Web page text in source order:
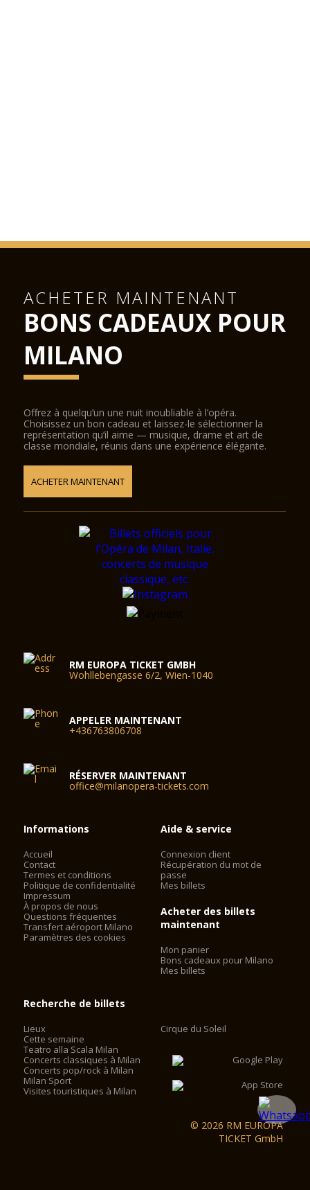
ACHETER MAINTENANT
BONS CADEAUX POUR
MILANO
Offrez à quelqu’un une nuit inoubliable à l’opéra.
Choisissez un bon cadeau et laissez-le sélectionner la
représentation qu’il aime — musique, drame et art de
classe mondiale, réunis dans une expérience élégante.
ACHETER MAINTENANT
RM EUROPA TICKET GMBH
Wohllebengasse 6/2, Wien-1040
APPELER MAINTENANT
+436763806708
RÉSERVER MAINTENANT
office@milanopera-tickets.com
Informations
Accueil
Contact
Termes et conditions
Politique de confidentialité
Impressum
À propos de nous
Questions fréquentes
Transfert aéroport Milano
Paramètres des cookies
Aide & service
Connexion client
Récupération du mot de
passe
Mes billets
Acheter des billets
maintenant
Mon panier
Bons cadeaux pour Milano
Mes billets
Recherche de billets
Lieux
Cette semaine
Teatro alla Scala Milan
Concerts classiques à Milan
Concerts pop/rock à Milan
Milan Sport
Visites touristiques à Milan
Cirque du Soleil
© 2026 RM EUROPA
TICKET GmbH